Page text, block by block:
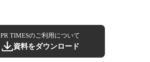
PR TIMESのご利用について
資料をダウンロード